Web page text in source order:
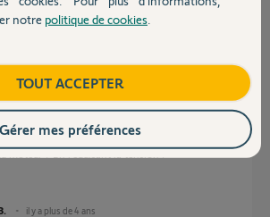
il y a plus de 4 ans
notre politique de cookies
TOUT ACCEPTER
Gérer mes préférences